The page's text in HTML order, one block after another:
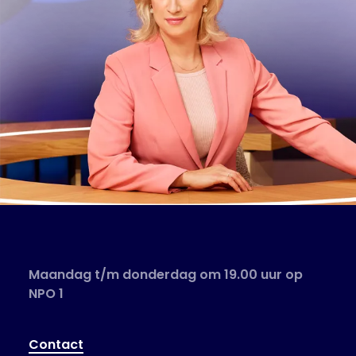
Maandag t/m donderdag om 19.00 uur op
NPO 1
Contact